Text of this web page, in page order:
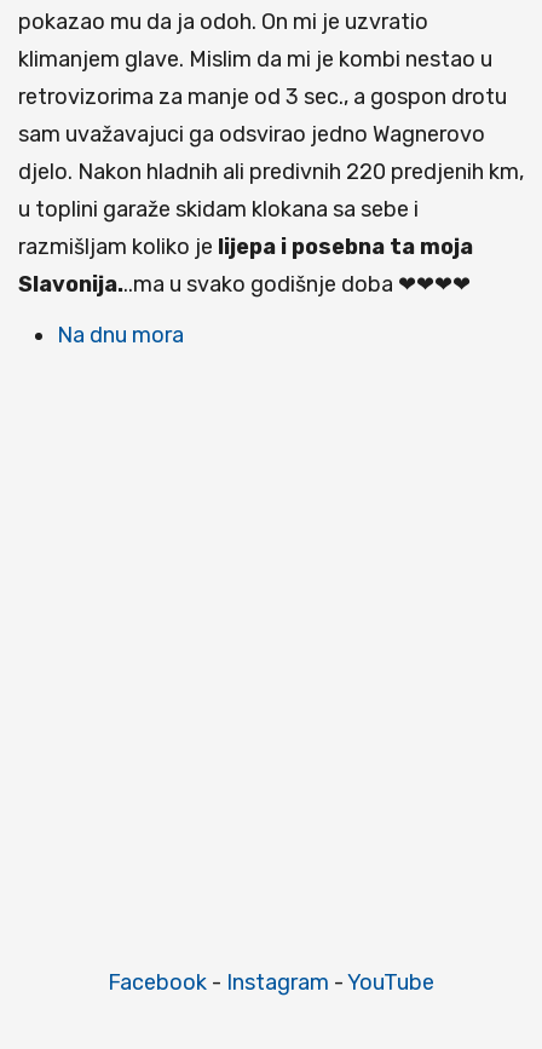
pokazao mu da ja odoh. On mi je uzvratio
klimanjem glave. Mislim da mi je kombi nestao u
retrovizorima za manje od 3 sec., a gospon drotu
sam uvažavajuci ga odsvirao jedno Wagnerovo
djelo. Nakon hladnih ali predivnih 220 predjenih km,
u toplini garaže skidam klokana sa sebe i
razmišljam koliko je lijepa i posebna ta moja
Slavonija...ma u svako godišnje doba ❤❤❤❤
Na dnu mora
Facebook - Instagram -YouTube